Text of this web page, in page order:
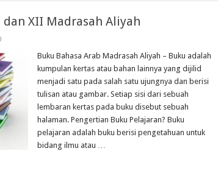
dan XII Madrasah Aliyah
Buku Bahasa Arab Madrasah Aliyah – Buku adalah
kumpulan kertas atau bahan lainnya yang dijilid
menjadi satu pada salah satu ujungnya dan berisi
tulisan atau gambar. Setiap sisi dari sebuah
lembaran kertas pada buku disebut sebuah
halaman. Pengertian Buku Pelajaran? Buku
pelajaran adalah buku berisi pengetahuan untuk
bidang ilmu atau …